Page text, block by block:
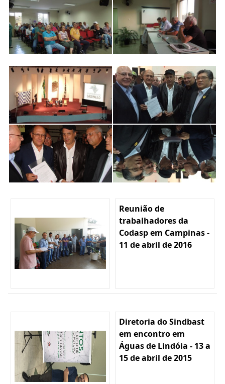
Reunião de
trabalhadores da
Codasp em Campinas -
11 de abril de 2016
Diretoria do Sindbast
em encontro em
Águas de Lindóia - 13 a
15 de abril de 2015